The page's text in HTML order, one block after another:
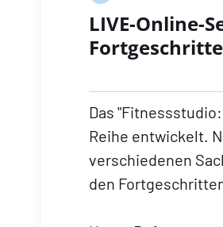
LIVE-Online-
Das
Reihe entwickelt.
verschiedenen
den